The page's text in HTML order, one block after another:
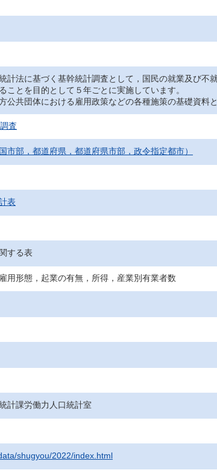
計法に基づく基幹統計調査として，国民の就業及び不
ことを目的として５年ごとに実施しています。
公共団体における雇用政策などの各種施策の基礎資料
査
市部，都道府県，都道府県市部，政令指定都市）
表
する表
用形態，起業の有無，所得，産業別有業者数
計課労働力人口統計室
shugyou/2022/index.html